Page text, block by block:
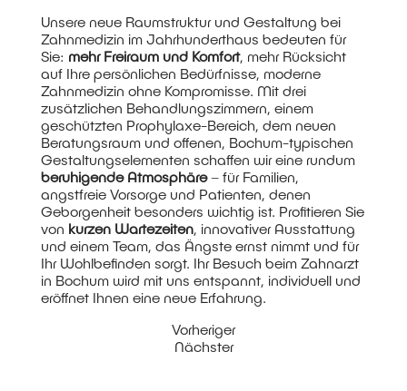
Unsere neue Raumstruktur und Gestaltung bei
Zahnmedizin im Jahrhunderthaus bedeuten für
Sie: mehr Freiraum und Komfort, mehr Rücksicht
auf Ihre persönlichen Bedürfnisse, moderne
Zahnmedizin ohne Kompromisse. Mit drei
zusätzlichen Behandlungszimmern, einem
geschützten Prophylaxe-Bereich, dem neuen
Beratungsraum und offenen, Bochum-typischen
Gestaltungselementen schaffen wir eine rundum
beruhigende Atmosphäre– für Familien,
angstfreie Vorsorge und Patienten, denen
Geborgenheit besonders wichtig ist. Profitieren Sie
von kurzen Wartezeiten, innovativer Ausstattung
und einem Team, das Ängste ernst nimmt und für
Ihr Wohlbefinden sorgt. Ihr Besuch beim Zahnarzt
in Bochumwird mit uns entspannt, individuell und
eröffnet Ihnen eine neue Erfahrung.
Vorheriger
Nächster